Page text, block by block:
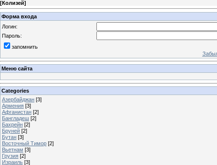
[Колизей]
Форма входа
Логин:
Пароль:
запомнить
Меню сайта
Categories
Азербайджан [3]
Армения [3]
Афганистан [2]
Бангладеш [2]
Бахрейн [2]
Бруней [2]
Бутан [3]
Восточный Тимор [2]
Вьетнам [3]
Грузия [2]
Израиль [3]